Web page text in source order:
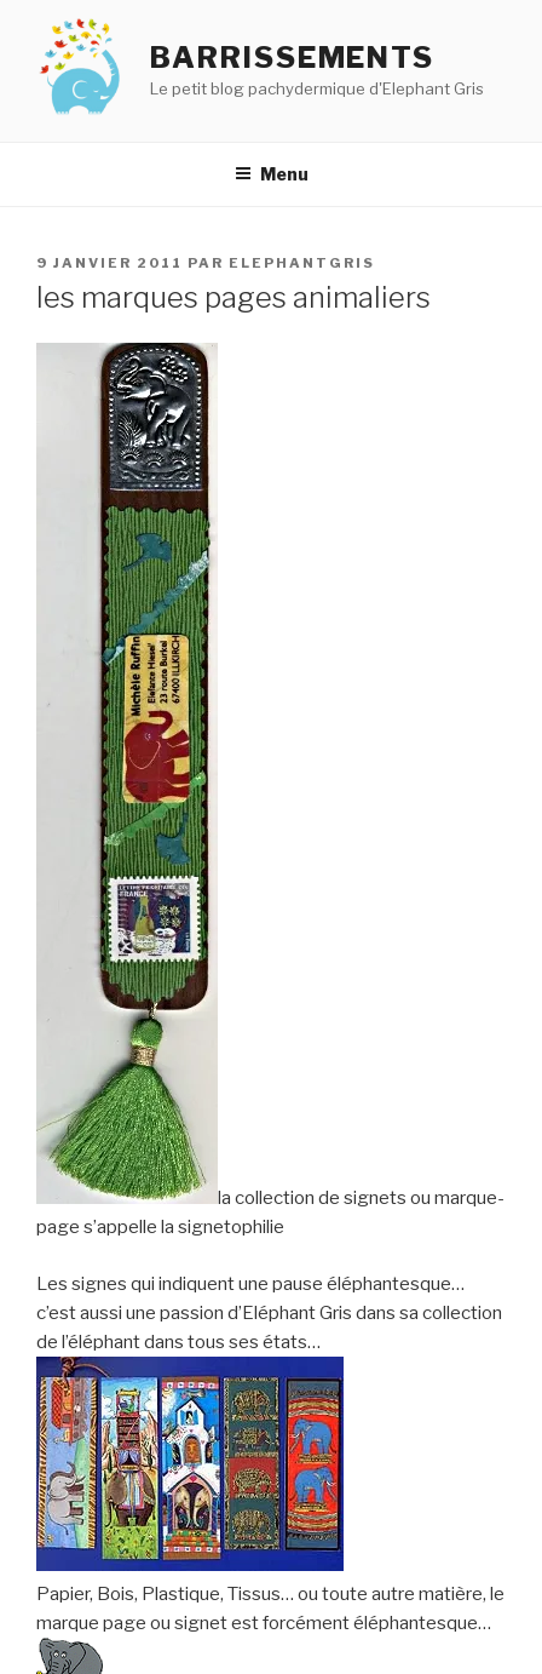
contenu
principal
BARRISSEMENTS
Le petit blog pachydermique d'Elephant Gris
Menu
PUBLIÉ
LE
9 JANVIER 2011 PAR ELEPHANTGRIS
les marques pages animaliers
la collection de signets ou marque-
page s’appelle la signetophilie
Les signes qui indiquent une pause éléphantesque…
c’est aussi une passion d’Eléphant Gris dans sa collection
de l’éléphant dans tous ses états…
Papier, Bois, Plastique, Tissus… ou toute autre matière, le
marque page ou signet est forcément éléphantesque…